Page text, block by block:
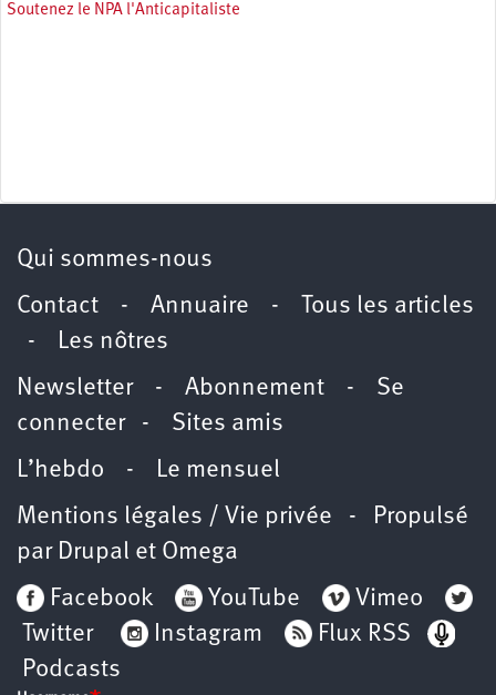
Soutenez le NPA l'Anticapitaliste
Qui sommes-nous
Contact - Annuaire -
Tous les articles
- Les nôtres
Newsletter- Abonnement - Se
connecter- Sites amis
L’hebdo - Le mensuel
Mentions légales / Vie privée - Propulsé
par Drupal et Omega
Facebook
YouTube
Vimeo
Twitter
Instagram
Flux RSS
Podcasts